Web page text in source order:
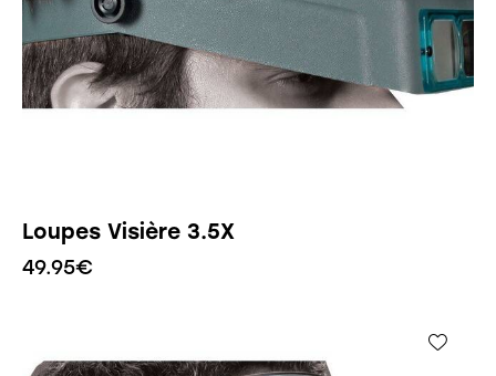
Loupes Visière 3.5X
49.95€